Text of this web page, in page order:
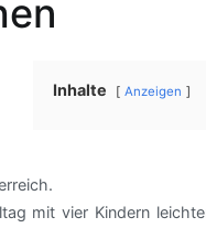
Inhalte Anzeigen
mit vier Kindern